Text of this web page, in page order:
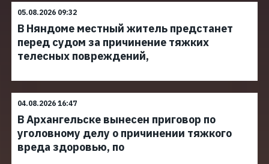
05.08.2026 09:32
В Няндоме местный житель предстанет
перед судом за причинение тяжких
телесных повреждений,
04.08.2026 16:47
В Архангельске вынесен приговор по
уголовному делу о причинении тяжкого
вреда здоровью, по